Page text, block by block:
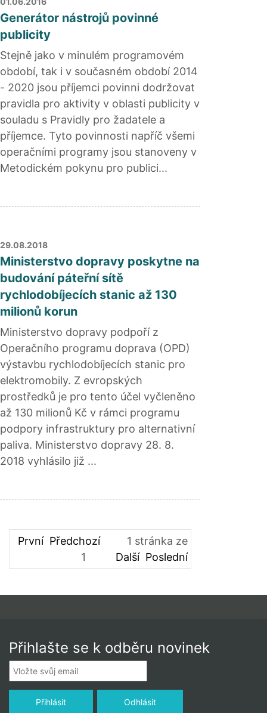
Generátor nástrojů povinné
publicity
Stejně jako v minulém programovém
období, tak i v současném období 2014
- 2020 jsou příjemci povinni dodržovat
pravidla pro aktivity v oblasti publicity v
souladu s Pravidly pro žadatele a
příjemce. Tyto povinnosti napříč všemi
operačními programy jsou stanoveny v
Metodickém pokynu pro publici...
29.08.2018
Ministerstvo dopravy poskytne na
budování páteřní sítě
rychlodobíjecích stanic až 130
milionů korun
Ministerstvo dopravy podpoří z
Operačního programu doprava (OPD)
výstavbu rychlodobíjecích stanic pro
elektromobily. Z evropských
prostředků je pro tento účel vyčleněno
až 130 milionů Kč v rámci programu
podpory infrastruktury pro alternativní
paliva. Ministerstvo dopravy 28. 8.
2018 vyhlásilo již ...
První Předchozí 1 stránka ze
1
Další Poslední
Přihlašte se k odběru novinek